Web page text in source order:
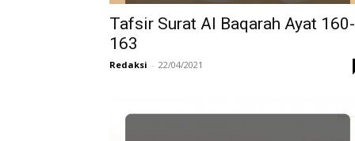
Tafsir Surat Al Baqarah Ayat 160-
163
Redaksi - 22/04/2021